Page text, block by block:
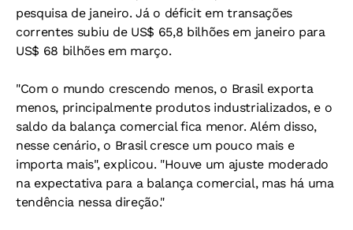
pesquisa de janeiro. Já o déficit em transações
correntes subiu de US$ 65,8 bilhões em janeiro para
US$ 68 bilhões em março.
"Com o mundo crescendo menos, o Brasil exporta
menos, principalmente produtos industrializados, e o
saldo da balança comercial fica menor. Além disso,
nesse cenário, o Brasil cresce um pouco mais e
importa mais", explicou. "Houve um ajuste moderado
na expectativa para a balança comercial, mas há uma
tendência nessa direção."